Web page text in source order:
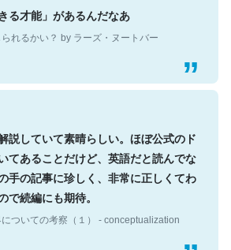
る才能」があるんだなあ
説していて素晴らしい。ほぼ公式のド
てあることだけど、英語だと読んでな
手の記事に珍しく、非常に正しくてわ
で続編にも期待。